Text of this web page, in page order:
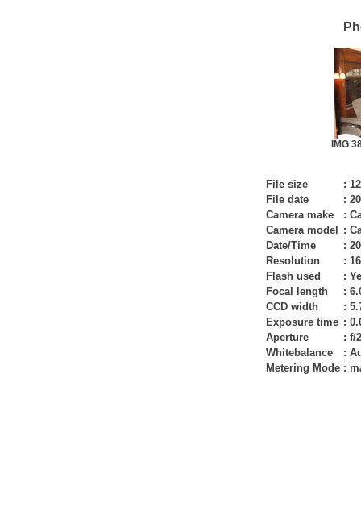
IMG
File size :
File date
:
Camera make
:
Camera model
:
Date/Time
:
Resolution
:
Flash used
:
Focal length
:
CCD width
:
Exposure time :
Aperture
: f/
Whitebalance
:
Metering Mode :